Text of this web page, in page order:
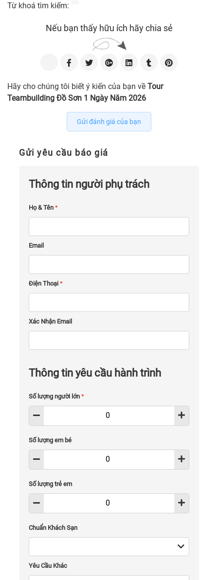
Từ khoá tìm kiếm:
Nếu bạn thấy hữu ích hãy chia sẻ
Hãy cho chúng tôi biết ý kiến của bạn về Tour
Teambuilding Đồ Sơn 1 Ngày Năm 2026
Gửi đánh giá của bạn
Gửi yêu cầu báo giá
Thông tin người phụ trách
Họ & Tên *
Email
Điện Thoại *
Xác Nhận Email
Thông tin yêu cầu hành trình
Số lượng người lớn *
Số lượng em bé
Số lượng trẻ em
Chuẩn Khách Sạn
Yêu Cầu Khác